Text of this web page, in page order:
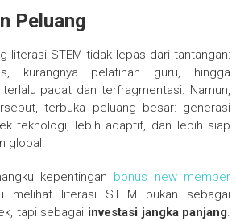
Peluang
literasi STEM tidak lepas dari tantangan:
kurangnya pelatihan guru, hingga
padat dan terfragmentasi. Namun,
terbuka peluang besar: generasi
teknologi, lebih adaptif, dan lebih siap
global.
kepentingan bonus new member
melihat literasi STEM bukan sebagai
tapi sebagai investasi jangka panjang.